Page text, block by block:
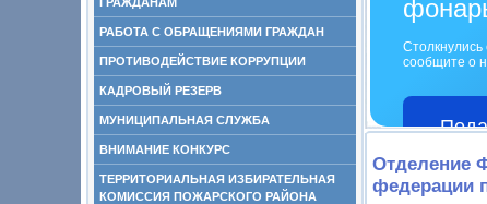
РАБОТА С ОБРАЩЕНИЯМИ ГРАЖДАН
ПРОТИВОДЕЙСТВИЕ КОРРУПЦИИ
КАДРОВЫЙ РЕЗЕРВ
МУНИЦИПАЛЬНАЯ СЛУЖБА
ВНИМАНИЕ КОНКУРС
ТЕРРИТОРИАЛЬНАЯ ИЗБИРАТЕЛЬНАЯ
КОМИССИЯ ПОЖАРСКОГО РАЙОНА
сообщите о
Отделение
федерации